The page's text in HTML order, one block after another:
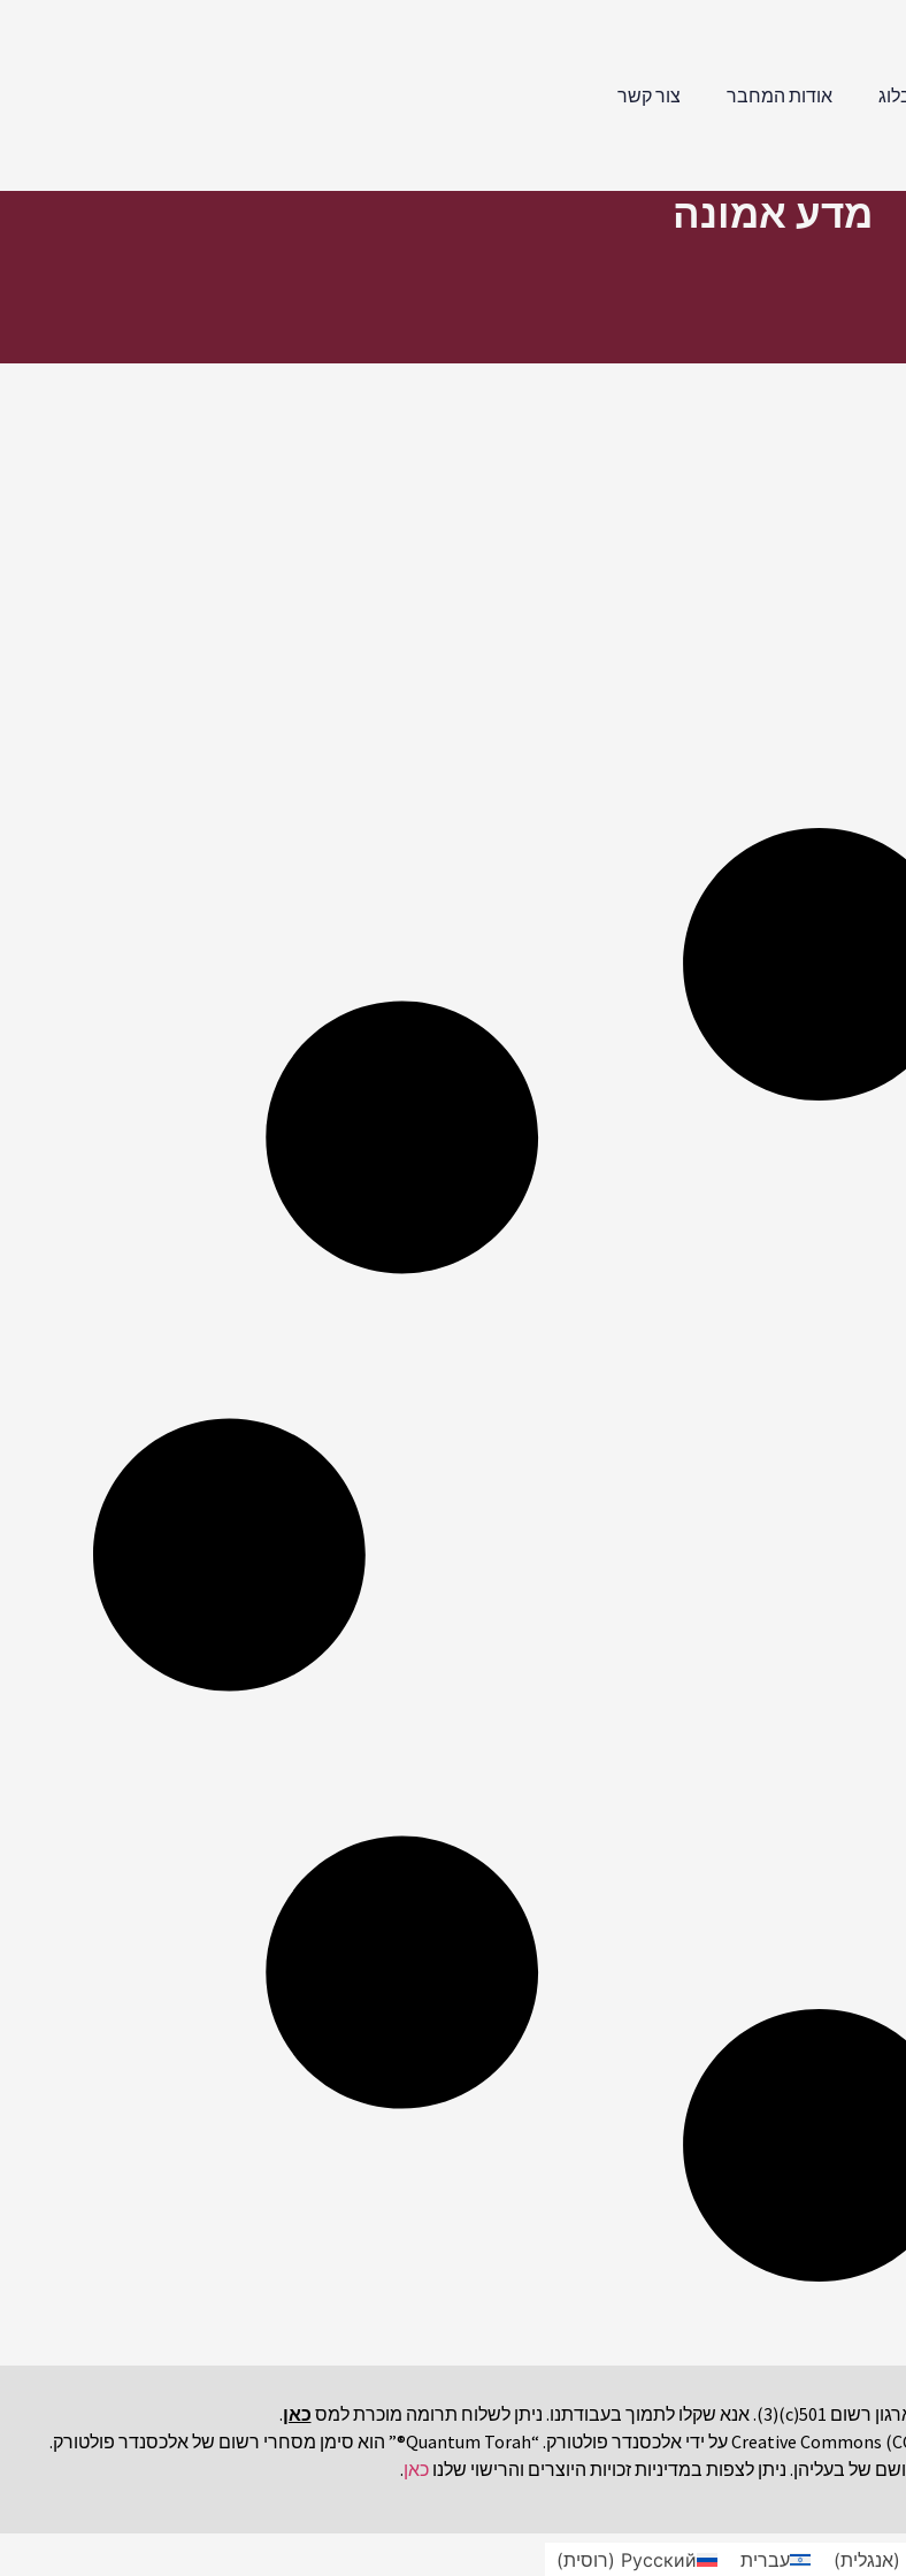
אודות המחבר צור קשר
מדע אמונה
כאן.
למעט במקומות המצוינים, הטקסט באתר זה מורשה תחת רישיון Creative Commons (CC) BY-NC-ND 4.0 על ידי אלכסנדר פולטורק. “Quantum Torah®” הוא סימן מסחרי רשום של אלכסנדר פולטורק.
של בעליהן. ניתן לצפות במדיניות זכויות היוצרים והרישוי שלנוכאן.
(אנגלית) עברית Русский
(רוסית)